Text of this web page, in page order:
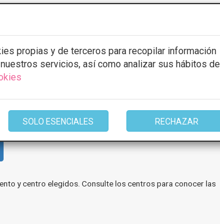
propias y de terceros para recopilar información
servicios, así como analizar sus hábitos de
SOLO ESENCIALES RECHAZAR
16:00 - 19:00
y centro elegidos. Consulte los centros para conocer las